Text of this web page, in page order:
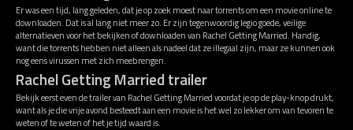
Er was een tijd, lang geleden, dat je op zoek moest naar torrents om een movie online te
downloaden. Dat is al lang niet meer zo. Er zijn tegenwoordig legio goede, veilige
alternatieven voor het bekijken of downloaden van Rachel Getting Married. Handig,
want die torrents hebben niet alleen als nadeel dat ze illegaal zijn, maar ze kunnen ook
nog eens virussen met zich meebrengen.
Rachel Getting Married trailer
Bekijk eerst even de trailer van Rachel Getting Married voordat je op de play-knop drukt,
want als je die vrije avond besteedt aan een movie is het wel zo lekker om van tevoren te
weten of te weten of het je tijd waard is.